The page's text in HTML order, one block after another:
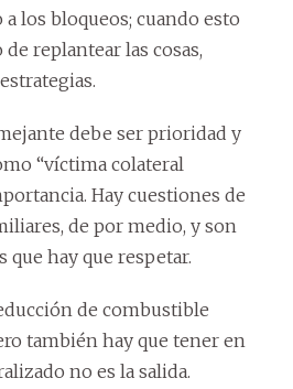
los bloqueos; cuando esto
replantear las cosas,
debe ser prioridad y
“víctima colateral
Hay cuestiones de
de por medio, y son
que hay que respetar.
de combustible
también hay que tener en
no es la salida.